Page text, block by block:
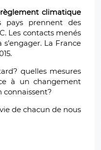
climatique
pays prennent des
Les contacts menés
La France
quelles mesures
à un changement
connaissent?
de chacun de nous